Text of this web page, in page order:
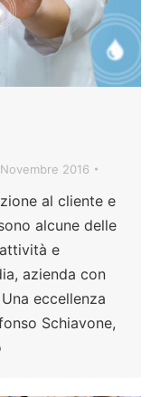
2016
al cliente e
alcune delle
e
azienda con
eccellenza
Schiavone,